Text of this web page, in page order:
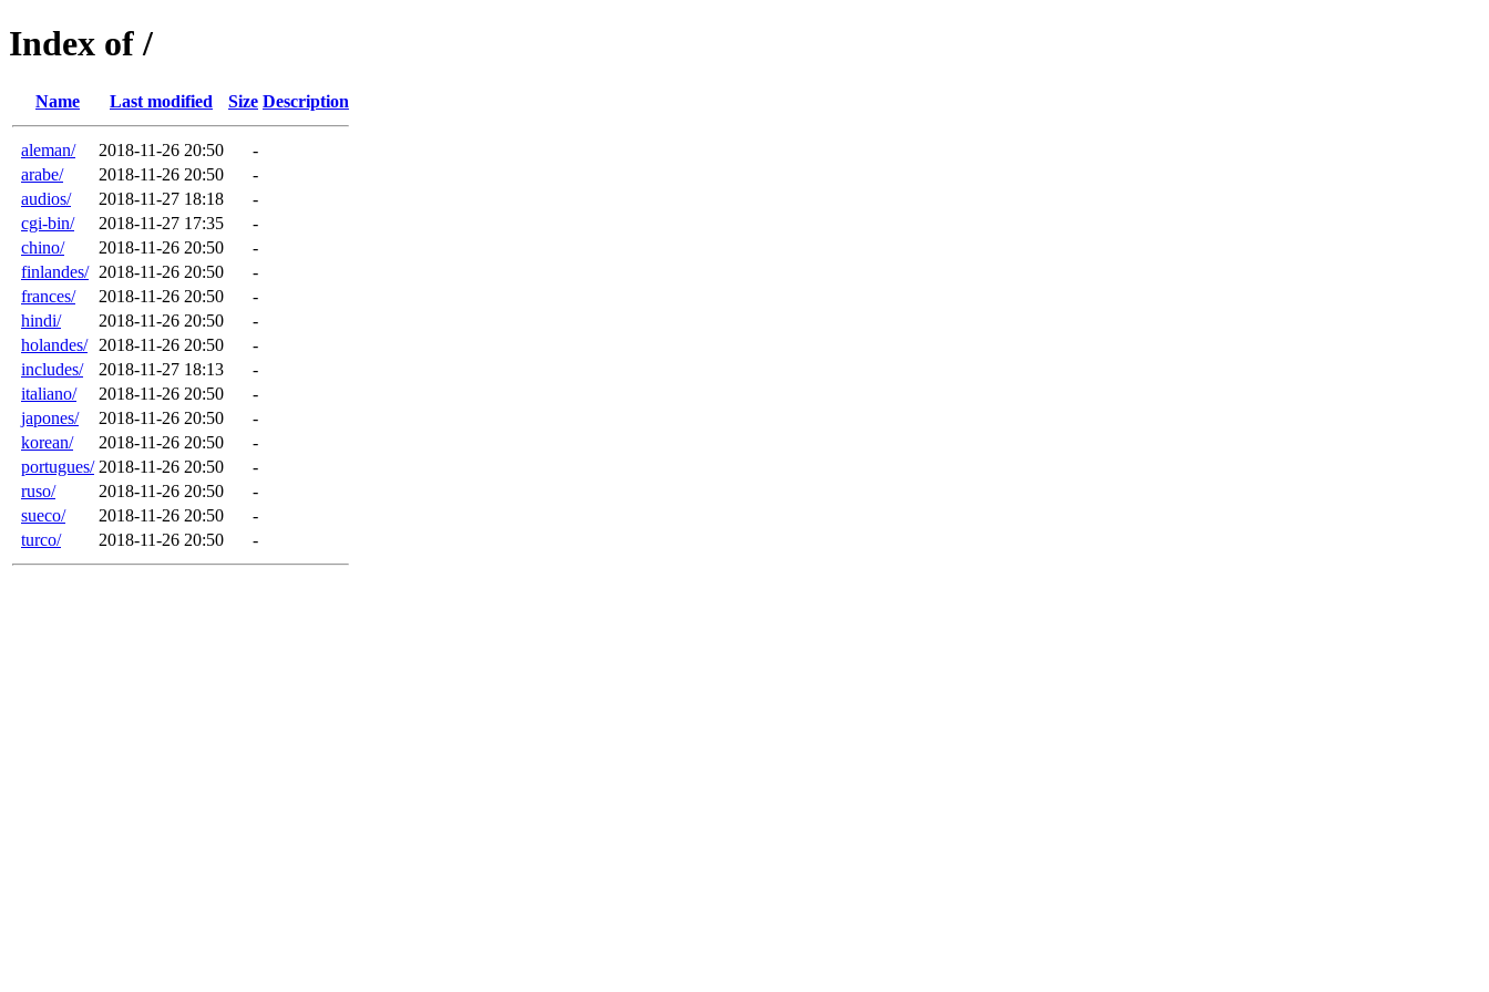
Index of /
Name Last modified Size Description
aleman/ 2018-11-26 20:50
-
arabe/
2018-11-26 20:50
-
audios/
2018-11-27 18:18
-
cgi-bin/
2018-11-27 17:35
-
chino/
2018-11-26 20:50
-
finlandes/ 2018-11-26 20:50
-
frances/
2018-11-26 20:50
-
hindi/
2018-11-26 20:50
-
holandes/
2018-11-26 20:50
-
includes/
2018-11-27 18:13
-
italiano/
2018-11-26 20:50
-
japones/
2018-11-26 20:50
-
korean/
2018-11-26 20:50
-
portugues/ 2018-11-26 20:50
-
ruso/
2018-11-26 20:50
-
sueco/
2018-11-26 20:50
-
turco/
2018-11-26 20:50 -